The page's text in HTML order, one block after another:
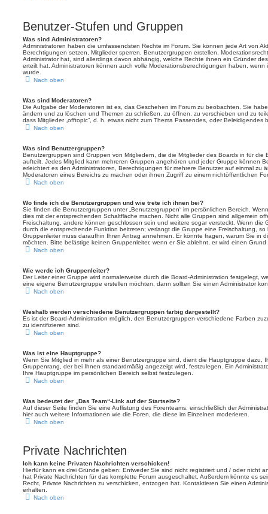
Benutzer-Stufen und Gruppen
Was sind Administratoren?
Administratoren haben die umfassendsten Rechte im Forum. Sie können jede Art von
Berechtigungen setzen, Mitglieder sperren, Benutzergruppen erstellen,
Administrator hat, sind allerdings davon abhängig, welche Rechte ihnen ein Gründer
erteilt hat. Administratoren können auch volle Moderationsberechtigungen haben,
wurde.
Nach oben
Was sind Moderatoren?
Die Aufgabe der Moderatoren ist es, das Geschehen im Forum zu beobachten. Sie
ändern und zu löschen und Themen zu schließen, zu öffnen, zu verschieben und zu
dass Mitglieder „offtopic“, d. h. etwas nicht zum Thema Passendes, oder Beleidigendes
Nach oben
Was sind Benutzergruppen?
Benutzergruppen sind Gruppen von Mitgliedern, die die Mitglieder des Boards in für die
aufteilt. Jedes Mitglied kann mehreren Gruppen angehören und jeder Gruppe können
erleichtert es den Administratoren, Berechtigungen für mehrere Benutzer auf einmal zu
Moderatoren eines Bereichs zu machen oder ihnen Zugriff zu einem nichtöffentlichen
Nach oben
Wo finde ich die Benutzergruppen und wie trete ich ihnen bei?
Sie finden die Benutzergruppen unter „Benutzergruppen“ im persönlichen Bereich.
dies mit der entsprechenden Schaltfläche machen. Nicht alle Gruppen sind allgemein
Freischaltung, andere können geschlossen sein und weitere sogar versteckt. Wenn die
durch die entsprechende Funktion beitreten; verlangt die Gruppe eine Freischaltung,
Gruppenleiter muss daraufhin Ihren Antrag annehmen. Er könnte fragen, warum Sie in
möchten. Bitte belästige keinen Gruppenleiter, wenn er Sie ablehnt, er wird einen
Nach oben
Wie werde ich Gruppenleiter?
Der Leiter einer Gruppe wird normalerweise durch die Board-Administration festgelegt,
eine eigene Benutzergruppe erstellen möchten, dann sollten Sie einen Administrator
Nach oben
Weshalb werden verschiedene Benutzergruppen farbig dargestellt?
Es ist der Board-Administration möglich, den Benutzergruppen verschiedene Farben
zu identifizieren sind.
Nach oben
Was ist eine Hauptgruppe?
Wenn Sie Mitglied in mehr als einer Benutzergruppe sind, dient die Hauptgruppe dazu,
Gruppenrang, der bei Ihnen standardmäßig angezeigt wird, festzulegen. Ein
Ihre Hauptgruppe im persönlichen Bereich selbst festzulegen.
Nach oben
Was bedeutet der „Das Team“-Link auf der Startseite?
Auf dieser Seite finden Sie eine Auflistung des Forenteams, einschließlich der
hier auch weitere Informationen wie die Foren, die diese im Einzelnen moderieren.
Nach oben
Private Nachrichten
Ich kann keine Privaten Nachrichten verschicken!
Hierfür kann es drei Gründe geben: Entweder Sie sind nicht registriert und / oder nicht
hat Private Nachrichten für das komplette Forum ausgeschaltet. Außerdem könnte es
Recht, Private Nachrichten zu verschicken, entzogen hat. Kontaktieren Sie einen
erhalten.
Nach oben